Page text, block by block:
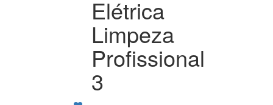
Elétrica
Limpeza
Profissional
3